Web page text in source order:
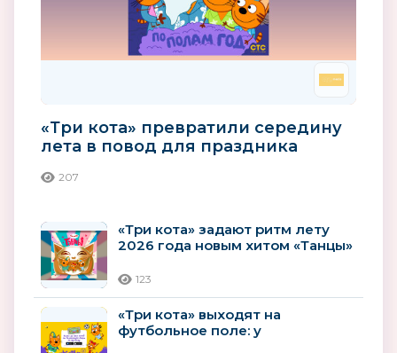
«Три кота» превратили середину
лета в повод для праздника
207
«Три кота» задают ритм лету
2026 года новым хитом «Танцы»
123
«Три кота» выходят на
футбольное поле: у